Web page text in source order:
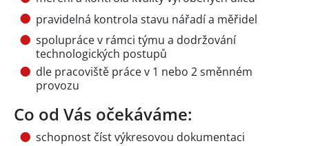
pravidelná kontrola stavu nářadí a měřidel
spolupráce v rámci týmu a dodržování
technologických postupů
dle pracoviště práce v 1 nebo 2 směnném
provozu
Co od Vás očekáváme:
schopnost číst výkresovou dokumentaci